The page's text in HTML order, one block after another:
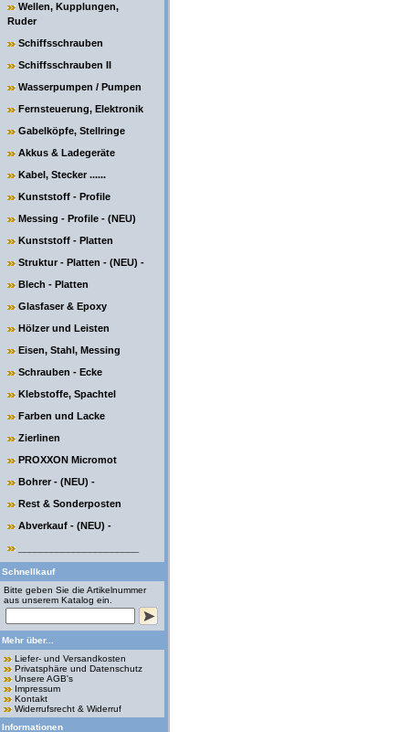
Wellen, Kupplungen,
Ruder
Schiffsschrauben
Schiffsschrauben II
Wasserpumpen / Pumpen
Fernsteuerung, Elektronik
Gabelköpfe, Stellringe
Akkus & Ladegeräte
Kabel, Stecker ......
Kunststoff - Profile
Messing - Profile - (NEU)
Kunststoff - Platten
Struktur - Platten - (NEU) -
Blech - Platten
Glasfaser & Epoxy
Hölzer und Leisten
Eisen, Stahl, Messing
Schrauben - Ecke
Klebstoffe, Spachtel
Farben und Lacke
Zierlinen
PROXXON Micromot
Bohrer - (NEU) -
Rest & Sonderposten
Abverkauf - (NEU) -
Schnellkauf
Bitte geben Sie die Artikelnummer
aus unserem Katalog ein.
Mehr über...
Liefer- und Versandkosten
Privatsphäre und Datenschutz
Unsere AGB's
Impressum
Kontakt
Widerrufsrecht & Widerruf
Informationen